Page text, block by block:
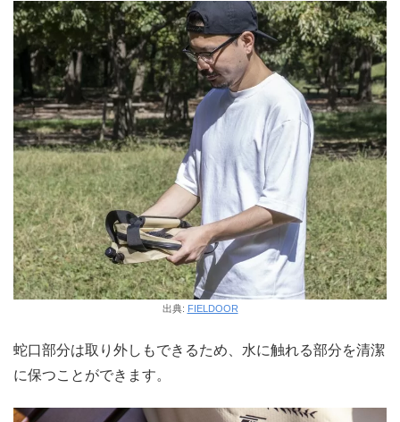
出典: FIELDOOR
蛇口部分は取り外しもできるため、水に触れる部分を清潔
に保つことができます。